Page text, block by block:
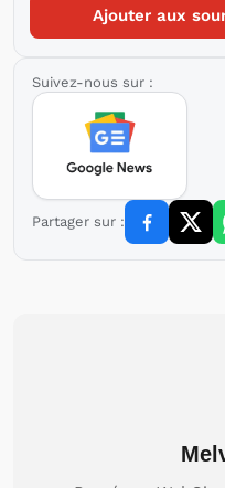
Ajouter aux
Suivez-nous sur :
Partager sur :